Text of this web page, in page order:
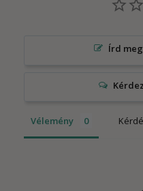
Írd
Vélemény